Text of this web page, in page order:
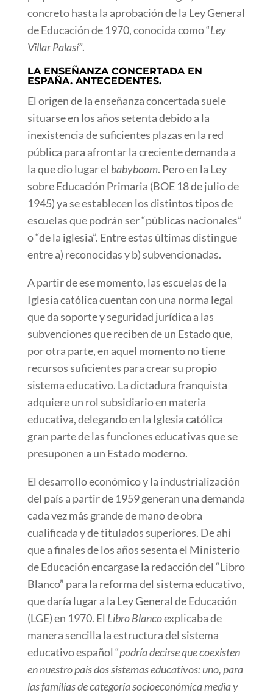
concreto hasta la aprobación de la Ley General
de Educación de 1970, conocida como “Ley
Villar Palasí”.
LA ENSEÑANZA CONCERTADA EN
ESPAÑA. ANTECEDENTES.
El origen de la enseñanza concertada suele
situarse en los años setenta debido a la
inexistencia de suficientes plazas en la red
pública para afrontar la creciente demanda a
la que dio lugar el babyboom. Pero en la Ley
sobre Educación Primaria (BOE 18 de julio de
1945) ya se establecen los distintos tipos de
escuelas que podrán ser “públicas nacionales”
o “de la iglesia”. Entre estas últimas distingue
entre a) reconocidas y b) subvencionadas.
A partir de ese momento, las escuelas de la
Iglesia católica cuentan con una norma legal
que da soporte y seguridad jurídica a las
subvenciones que reciben de un Estado que,
por otra parte, en aquel momento no tiene
recursos suficientes para crear su propio
sistema educativo. La dictadura franquista
adquiere un rol subsidiario en materia
educativa, delegando en la Iglesia católica
gran parte de las funciones educativas que se
presuponen a un Estado moderno.
El desarrollo económico y la industrialización
del país a partir de 1959 generan una demanda
cada vez más grande de mano de obra
cualificada y de titulados superiores. De ahí
que a finales de los años sesenta el Ministerio
de Educación encargase la redacción del “Libro
Blanco” para la reforma del sistema educativo,
que daría lugar a la Ley General de Educación
(LGE) en 1970. El Libro Blancoexplicaba de
manera sencilla la estructura del sistema
educativo español “podría decirse que coexisten
en nuestro país dos sistemas educativos: uno, para
las familias de categoría socioeconómica media y